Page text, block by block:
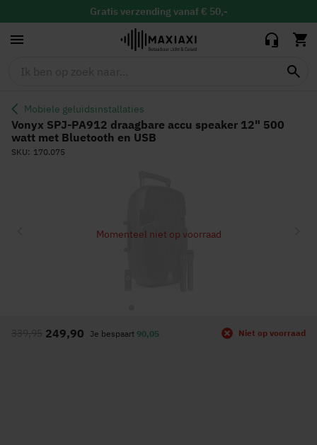
Gratis verzending vanaf € 50,-
binnen 30 dagen ruilen & retour
Altijd delaagste prijs
Mobiele geluidsinstallaties
speaker 12" 500
Bluetooth en
339,95
Vonyx SPJ-PA912 draagbare accu speaker 12" 500
watt met Bluetooth en USB
SKU 170.075
249,90
339,95 Je bespaart 90,05 Niet op voorraad
het
Momenteel niet op voorraad